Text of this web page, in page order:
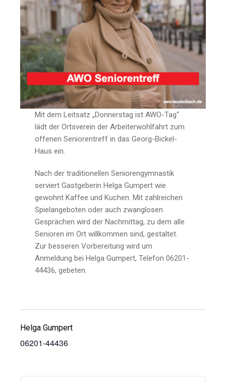
Mit dem Leitsatz „Donnerstag ist AWO-Tag“
lädt der Ortsverein der Arbeiterwohlfahrt zum
offenen Seniorentreff in das Georg-Bickel-
Haus ein.
Nach der traditionellen Seniorengymnastik
serviert Gastgeberin Helga Gumpert wie
gewohnt Kaffee und Kuchen. Mit zahlreichen
Spielangeboten oder auch zwanglosen
Gesprächen wird der Nachmittag, zu dem alle
Senioren im Ort willkommen sind, gestaltet.
Zur besseren Vorbereitung wird um
Anmeldung bei Helga Gumpert, Telefon 06201-
44436, gebeten.
Helga Gumpert
06201-44436